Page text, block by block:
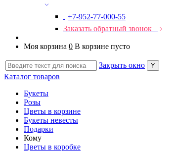
+7-952-77-000-55
Заказать обратный звонок
Моя корзина 0 В корзине пусто
Закрыть окно
Каталог товаров
Букеты
Розы
Цветы в корзине
Букеты невесты
Подарки
Кому
Цветы в коробке